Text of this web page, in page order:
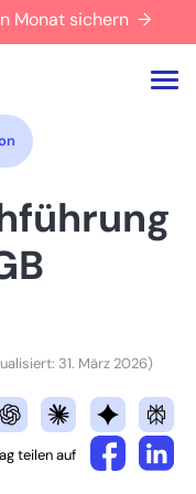
Monat sichern →
31. März 2026)
teilen auf